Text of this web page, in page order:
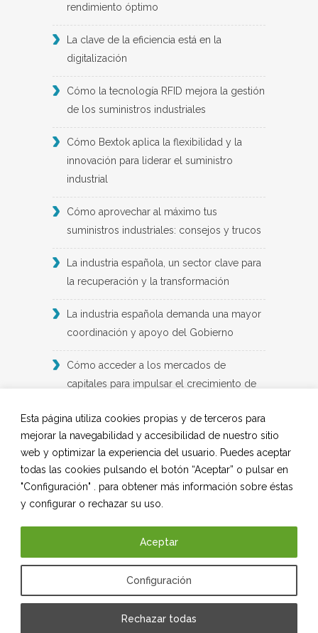
Esta página utiliza cookies propias y de terceros para
mejorar la navegabilidad y accesibilidad de nuestro sitio
web y optimizar la experiencia del usuario. Puedes aceptar
todas las cookies pulsando el botón “Aceptar” o pulsar en
"Configuración" . para obtener más información sobre éstas
y configurar o rechazar su uso.
Configuración
Rechazar todas
Aceptar
rendimiento óptimo
La clave de la eficiencia está en la
digitalización
Cómo la tecnología RFID mejora la gestión
de los suministros industriales
Cómo Bextok aplica la flexibilidad y la
innovación para liderar el suministro
industrial
Cómo aprovechar al máximo tus
suministros industriales: consejos y trucos
La industria española, un sector clave para
la recuperación y la transformación
La industria española demanda una mayor
coordinación y apoyo del Gobierno
Cómo acceder a los mercados de
capitales para impulsar el crecimiento de
BME y Deloitte
2024: un año de ‘indefinición’ para el
suministro industrial
Demanda laboral en la industria futura
SÍGUENOS EN REDES SOCIALES
LinkedIn
Instagram